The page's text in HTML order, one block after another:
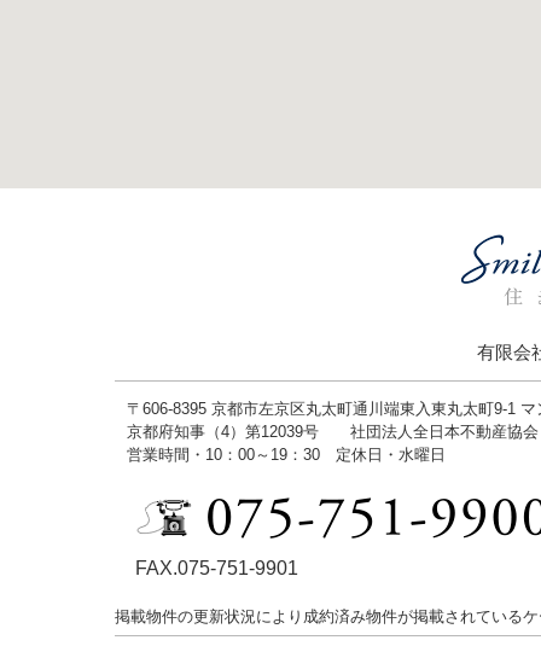
有限会
〒606-8395 京都市左京区丸太町通川端東入東丸太町9-1
京都府知事（4）第12039号 社団法人全日本不動産協会
営業時間・10：00～19：30 定休日・水曜日
FAX.075-751-9901
掲載物件の更新状況により成約済み物件が掲載されている